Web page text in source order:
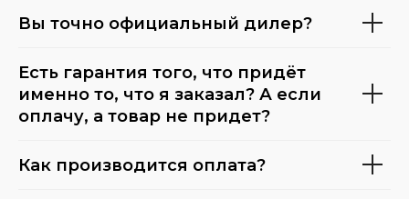
Вы точно официальный дилер?
Есть гарантия того, что придёт
именно то, что я заказал? А если
оплачу, а товар не придет?
Как производится оплата?